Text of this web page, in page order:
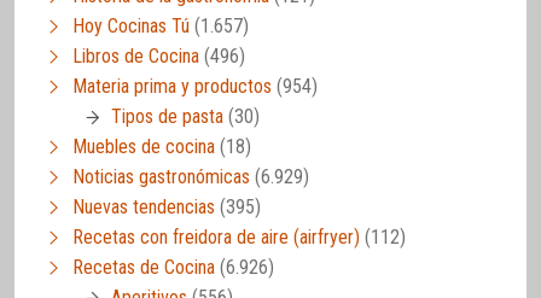
Hoy Cocinas Tú (1.657)
Libros de Cocina (496)
Materia prima y productos (954)
Tipos de pasta (30)
Muebles de cocina (18)
Noticias gastronómicas (6.929)
Nuevas tendencias (395)
Recetas con freidora de aire (airfryer) (112)
Recetas de Cocina (6.926)